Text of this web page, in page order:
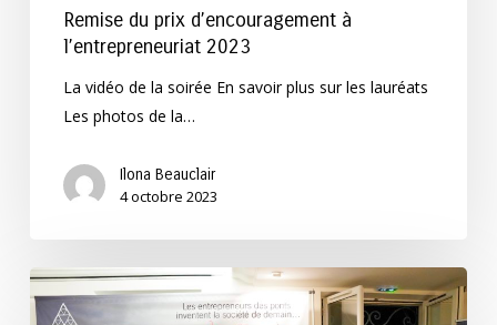
Remise du prix d’encouragement à
l’entrepreneuriat 2023
La vidéo de la soirée En savoir plus sur les lauréats
Les photos de la…
Ilona Beauclair
4 octobre 2023
En
2023,